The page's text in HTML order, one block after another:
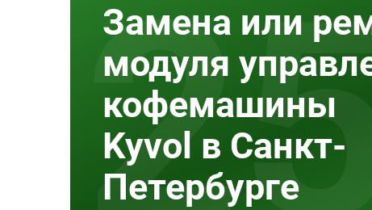
Замена или
модуля
кофемашины
Kyvol в Санкт-
Петербурге